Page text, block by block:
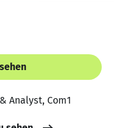
Analyst, Com1